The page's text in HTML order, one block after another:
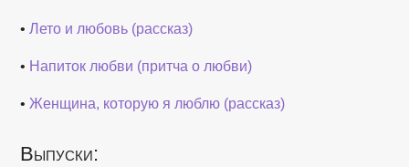
•Лето и любовь (рассказ)
• Напиток любви (притча о любви)
• Женщина, которую я люблю (рассказ)
Выпуски: